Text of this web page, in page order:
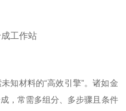
材料的“高效引擎”。诸如金
，常需多组分、多步骤且条件